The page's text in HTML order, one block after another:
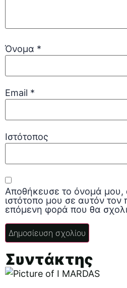
Όνομα *
Email *
Ιστότοπος
Αποθήκευσε το όνομά μου,
ιστότοπο μου σε αυτόν τον
επόμενη φορά που θα
Συντάκτης